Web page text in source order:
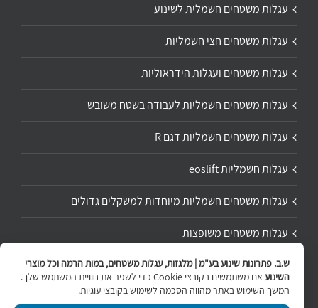
עגלות משטחים חשמלית לשינוע
עגלות משטחים חצי חשמליות
עגלות משטחים ועגלות הידראוליות
עגלות משטחים חשמליות לעבודה בשטח משובש
עגלות משטחים חשמליות דגם R
עגלות חשמליות eoslift
עגלות משטחים חשמליות מיוחדות למשקלים גדולים
עגלות משטחים משופצות
תיקון ושיפוץ עגלת משטחים
ש.ב. פתרונות שינוע בע"מ | מלגזות, עגלות משטחים, במות הרמה וכל מוצרי
השינוע
אנו משתמשים בקובצי Cookie כדי לשפר את חוויית המשתמש שלך.
המשך השימוש באתר מהווה הסכמה לשימוש בקובצי עוגיות.